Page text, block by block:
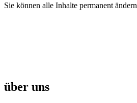
Sie können alle Inhalte permanent
über uns